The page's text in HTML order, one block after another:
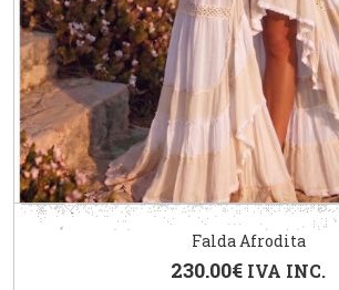
Falda Afrodita
230.00€ IVA INC.